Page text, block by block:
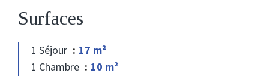
Surfaces
1 Séjour
17 m²
1 Chambre
10 m²